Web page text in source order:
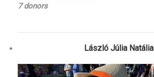
7 donors
László Júlia Natália